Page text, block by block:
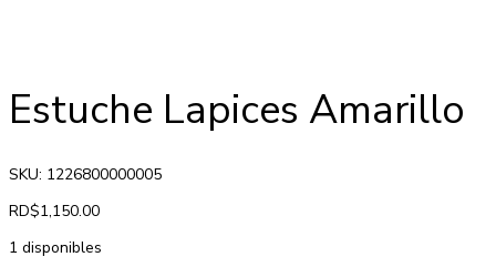
Estuche Lapices Amarillo
SKU: 1226800000005
RD$1,150.00
1 disponibles